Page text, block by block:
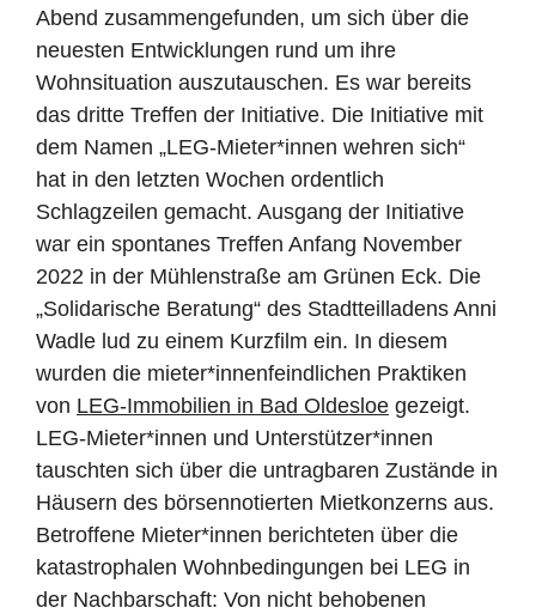
Abend zusammengefunden, um sich über die
neuesten Entwicklungen rund um ihre
Wohnsituation auszutauschen. Es war bereits
das dritte Treffen der Initiative. Die Initiative mit
dem Namen „LEG-Mieter*innen wehren sich“
hat in den letzten Wochen ordentlich
Schlagzeilen gemacht. Ausgang der Initiative
war ein spontanes Treffen Anfang November
2022 in der Mühlenstraße am Grünen Eck. Die
„Solidarische Beratung“ des Stadtteilladens Anni
Wadle lud zu einem Kurzfilm ein. In diesem
wurden die mieter*innenfeindlichen Praktiken
von LEG-Immobilien in Bad Oldesloe gezeigt.
LEG-Mieter*innen und Unterstützer*innen
tauschten sich über die untragbaren Zustände in
Häusern des börsennotierten Mietkonzerns aus.
Betroffene Mieter*innen berichteten über die
katastrophalen Wohnbedingungen bei LEG in
der Nachbarschaft: Von nicht behobenen